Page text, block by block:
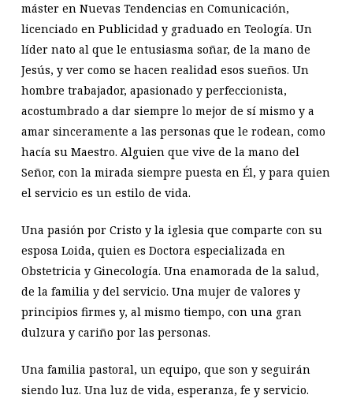
máster en Nuevas Tendencias en Comunicación,
licenciado en Publicidad y graduado en Teología. Un
líder nato al que le entusiasma soñar, de la mano de
Jesús, y ver como se hacen realidad esos sueños. Un
hombre trabajador, apasionado y perfeccionista,
acostumbrado a dar siempre lo mejor de sí mismo y a
amar sinceramente a las personas que le rodean, como
hacía su Maestro. Alguien que vive de la mano del
Señor, con la mirada siempre puesta en Él, y para quien
el servicio es un estilo de vida.
Una pasión por Cristo y la iglesia que comparte con su
esposa Loida, quien es Doctora especializada en
Obstetricia y Ginecología. Una enamorada de la salud,
de la familia y del servicio. Una mujer de valores y
principios firmes y, al mismo tiempo, con una gran
dulzura y cariño por las personas.
Una familia pastoral, un equipo, que son y seguirán
siendo luz. Una luz de vida, esperanza, fe y servicio.